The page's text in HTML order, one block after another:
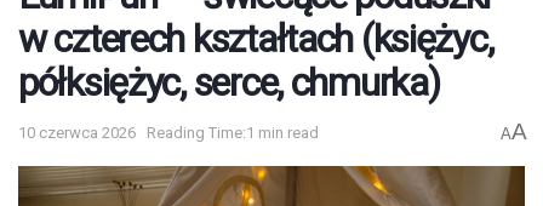
w czterech kształtach (księżyc,
półksiężyc, serce, chmurka)
10 czerwca 2026 Reading Time:1 min read AA